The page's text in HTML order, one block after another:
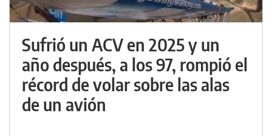
Sufrió un ACV en 2025 y un
año después, a los 97, rompió el
récord de volar sobre las alas
de un avión